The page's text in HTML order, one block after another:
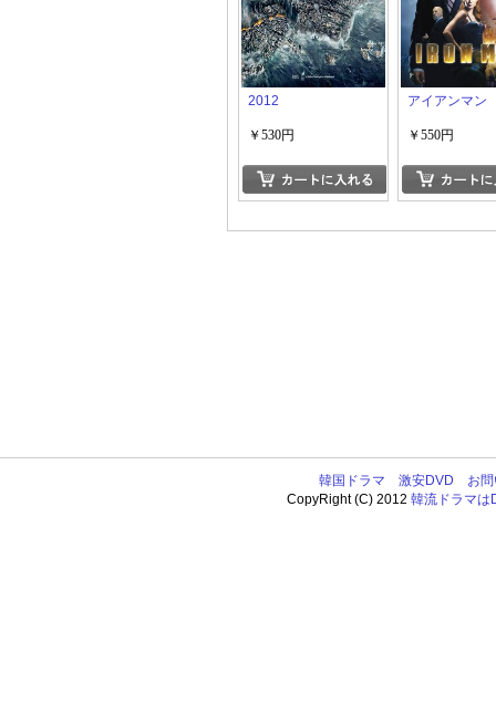
2012
￥530円
アイアンマン
￥550円
韓国ドラマ 激安DVD
お
CopyRight (C) 2012韓流ドラマは